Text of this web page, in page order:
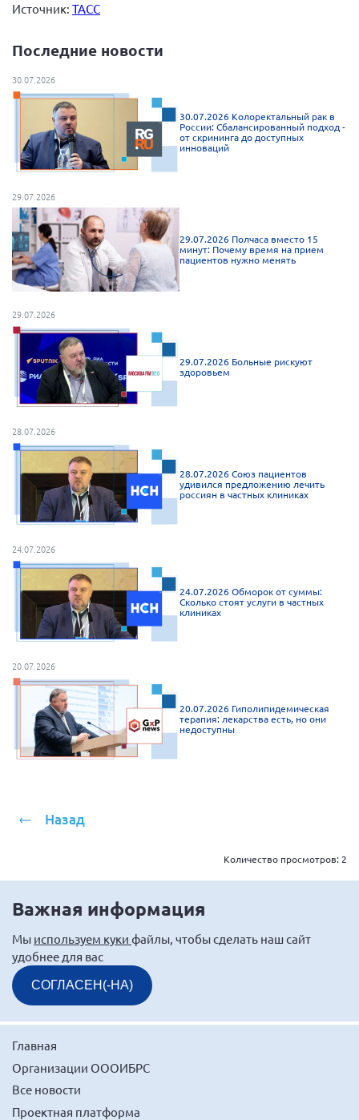
Четвертый съезд
склерозом»
Новости: Казахстан
Письма и официальные ответы
Методическая литература для НКО
Публичные отчеты
Исследования, аналитика, мнения
Всероссийская онлайн конференция
ОООИБРС" (25-29.08.2020)
Всероссийская конференция-тренинг
"Рассеянный склероз: новые реалии" (26-
29.05.2022)
Общероссийская РС
Алтайский край
Архангельская область
Владимирская область
Волгоградская область
Воронежская область
Ивановская область
Калининградская область
Кемеровская область
Кировская область
Краснодарский край
Ленинградская область
Мурманская область
Нижегородская область
Новгородская область
Новосибирская область
Оренбургская область
Пензенская область
Республика Башкортостан
Республика Бурятия
Источник: ТАСС
Последние новости
30.07.2026
30.07.2026 Колоректальный рак в
России: Сбалансированный подход -
от скрининга до доступных
инноваций
29.07.2026
29.07.2026 Полчаса вместо 15
минут: Почему время на прием
пациентов нужно менять
29.07.2026
29.07.2026 Больные рискуют
здоровьем
28.07.2026
28.07.2026 Союз пациентов
удивился предложению лечить
россиян в частных клиниках
24.07.2026
24.07.2026 Обморок от суммы:
Сколько стоят услуги в частных
клиниках
20.07.2026
20.07.2026 Гиполипидемическая
терапия: лекарства есть, но они
недоступны
Назад
Количество просмотров: 2
Важная информация
Мы используем куки файлы, чтобы сделать наш сайт
удобнее для вас
СОГЛАСЕН(-НА)
Главная
Организации ОООИБРС
Все новости
Проектная платформа